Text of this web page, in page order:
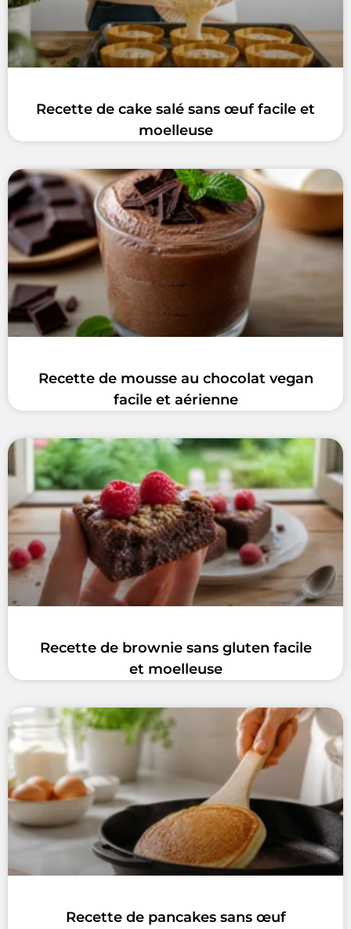
Recette de cake salé sans œuf facile et
moelleuse
Recette de mousse au chocolat vegan
facile et aérienne
Recette de brownie sans gluten facile
et moelleuse
Recette de pancakes sans œuf